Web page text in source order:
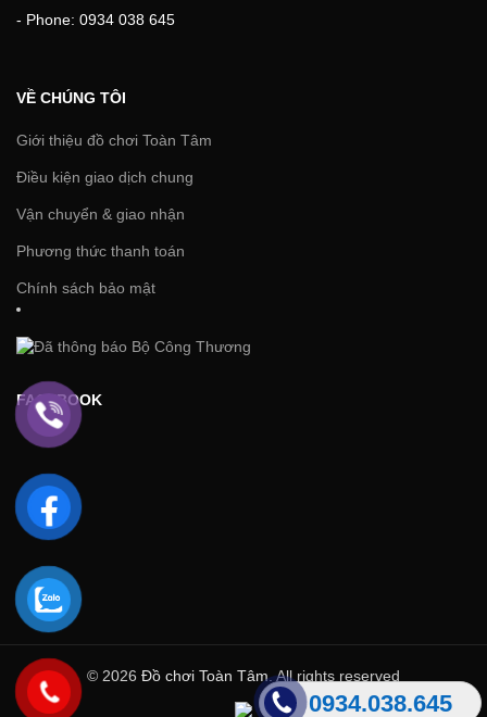
0934.038.645
- Phone: 0934 038 645
VỀ CHÚNG TÔI
Giới thiệu đồ chơi Toàn Tâm
Điều kiện giao dịch chung
Vận chuyển & giao nhận
Phương thức thanh toán
Chính sách bảo mật
FACEBOOK
© 2026 Đồ chơi Toàn Tâm. All rights reserved